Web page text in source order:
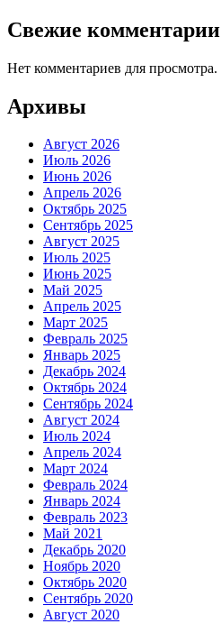
Свежие комментарии
Нет комментариев для просмотра.
Архивы
Август 2026
Июль 2026
Июнь 2026
Апрель 2026
Октябрь 2025
Сентябрь 2025
Август 2025
Июль 2025
Июнь 2025
Май 2025
Апрель 2025
Март 2025
Февраль 2025
Январь 2025
Декабрь 2024
Октябрь 2024
Сентябрь 2024
Август 2024
Июль 2024
Апрель 2024
Март 2024
Февраль 2024
Январь 2024
Февраль 2023
Май 2021
Декабрь 2020
Ноябрь 2020
Октябрь 2020
Сентябрь 2020
Август 2020